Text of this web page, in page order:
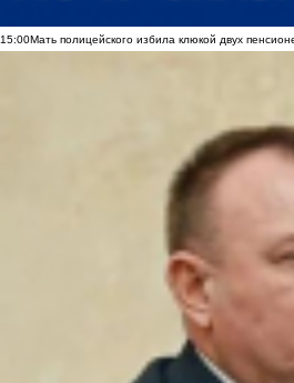
15:00Мать полицейского избила клюкой двух